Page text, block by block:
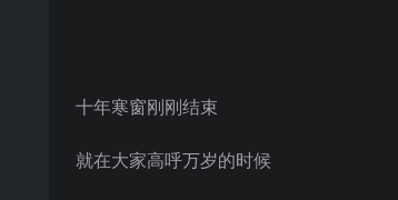
十年寒窗刚刚结束
就在大家高呼万岁的时候